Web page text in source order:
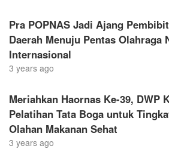
Pra POPNAS Jadi Ajang
Daerah Menuju Pentas Olahraga
Internasional
3 years ago
Meriahkan Haornas Ke-39, DWP
Pelatihan Tata Boga untuk
Olahan Makanan Sehat
3 years ago